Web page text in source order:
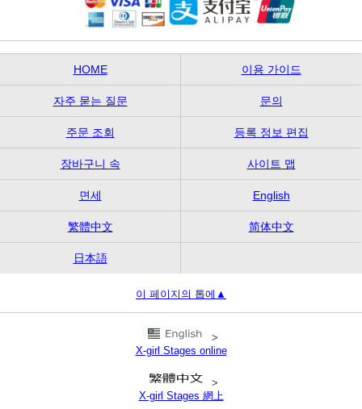
HOME 이용 가이드
자주 묻는 질문 문의
주문 조회 등록 정보 편집
장바구니 속 사이트 맵
면세 English
繁體中文 简体中文
日本語
이 페이지의 톱에▲
>
X-girl Stages online
>
X-girl Stages 網上